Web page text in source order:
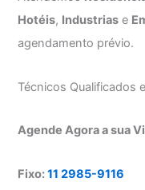
Hotéis, Industrias e
agendamento prévio.
Técnicos Qualificados
Agende Agora a sua
Fixo:11 2985-9116